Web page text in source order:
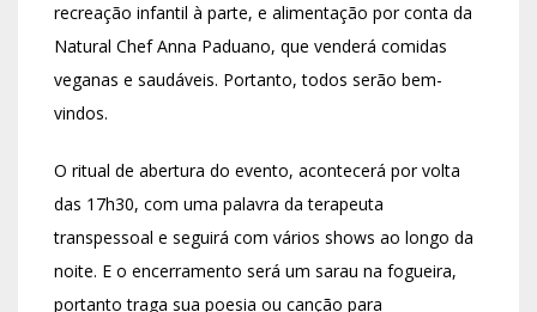
recreação infantil à parte, e alimentação por conta da
Natural Chef Anna Paduano, que venderá comidas
veganas e saudáveis. Portanto, todos serão bem-
vindos.
O ritual de abertura do evento, acontecerá por volta
das 17h30, com uma palavra da terapeuta
transpessoal e seguirá com vários shows ao longo da
noite. E o encerramento será um sarau na fogueira,
portanto traga sua poesia ou canção para